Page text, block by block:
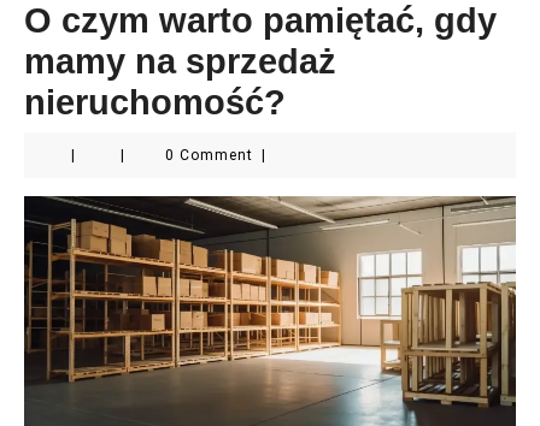
O czym warto pamiętać, gdy
mamy na sprzedaż
nieruchomość?
0 Comment